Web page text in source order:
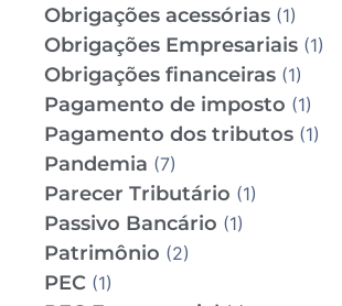
Obrigações acessórias (1)
Obrigações Empresariais (1)
Obrigações financeiras (1)
Pagamento de imposto (1)
Pagamento dos tributos (1)
Pandemia (7)
Parecer Tributário (1)
Passivo Bancário (1)
Patrimônio (2)
PEC (1)